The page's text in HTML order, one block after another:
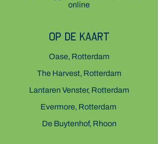
online
op de kaart
Oase, Rotterdam
The Harvest, Rotterdam
Lantaren Venster, Rotterdam
Evermore, Rotterdam
De Buytenhof, Rhoon